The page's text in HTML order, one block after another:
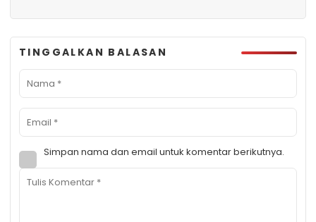
TINGGALKAN BALASAN
Simpan nama dan email untuk komentar berikutnya.